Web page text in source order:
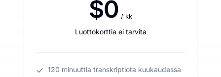
$0 / kk
Luottokorttia ei tarvita
120 minuuttia transkriptiota kuukaudessa